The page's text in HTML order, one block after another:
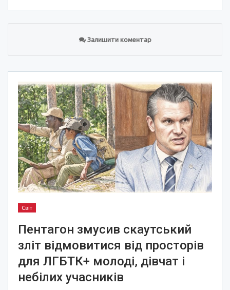
Залишити коментар
Світ
Пентагон змусив скаутський
зліт відмовитися від просторів
для ЛГБТК+ молоді, дівчат і
небілих учасників